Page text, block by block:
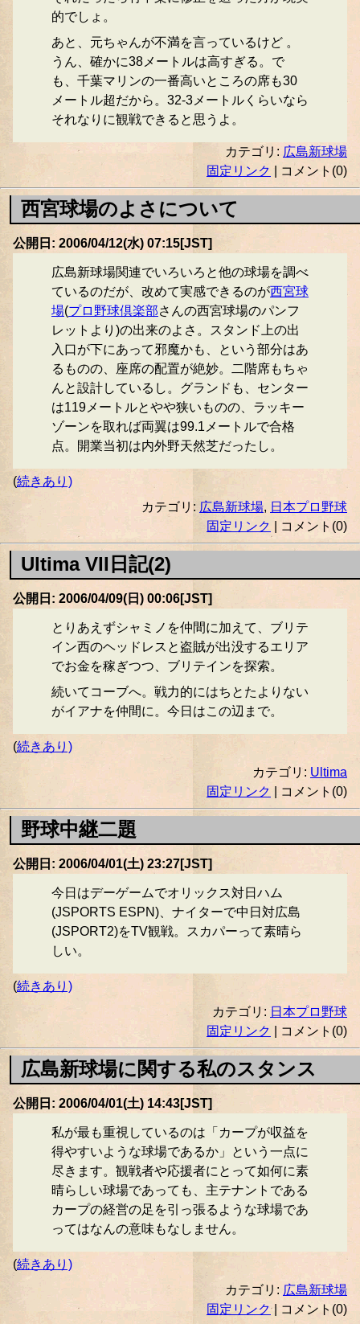
的でしょ。
あと、元ちゃんが不満を言っているけど 。
うん、確かに38メートルは高すぎる。で
も、千葉マリンの一番高いところの席も30
メートル超だから。32-3メートルくらいなら
それなりに観戦できると思うよ。
カテゴリ: 広島新球場
固定リンク
| コメント(0)
西宮球場のよさについて
公開日: 2006/04/12(水) 07:15[JST]
広島新球場関連でいろいろと他の球場を調べ
ているのだが、改めて実感できるのが西宮球
場(プロ野球倶楽部さんの西宮球場のパンフ
レットより)の出来のよさ。スタンド上の出
入口が下にあって邪魔かも、という部分はあ
るものの、座席の配置が絶妙。二階席もちゃ
んと設計しているし。グランドも、センター
は119メートルとやや狭いものの、ラッキー
ゾーンを取れば両翼は99.1メートルで合格
点。開業当初は内外野天然芝だったし。
(続きあり)
カテゴリ: 広島新球場, 日本プロ野球
固定リンク
| コメント(0)
Ultima VII日記(2)
公開日: 2006/04/09(日) 00:06[JST]
とりあえずシャミノを仲間に加えて、ブリテ
イン西のヘッドレスと盗賊が出没するエリア
でお金を稼ぎつつ、ブリテインを探索。
続いてコーブへ。戦力的にはちとたよりない
がイアナを仲間に。今日はこの辺まで。
(続きあり)
カテゴリ: Ultima
固定リンク
| コメント(0)
野球中継二題
公開日: 2006/04/01(土) 23:27[JST]
今日はデーゲームでオリックス対日ハム
(JSPORTS ESPN)、ナイターで中日対広島
(JSPORT2)をTV観戦。スカパーって素晴ら
しい。
(続きあり)
カテゴリ: 日本プロ野球
固定リンク
| コメント(0)
広島新球場に関する私のスタンス
公開日: 2006/04/01(土) 14:43[JST]
私が最も重視しているのは「カープが収益を
得やすいような球場であるか」という一点に
尽きます。観戦者や応援者にとって如何に素
晴らしい球場であっても、主テナントである
カープの経営の足を引っ張るような球場であ
ってはなんの意味もなしません。
(続きあり)
カテゴリ: 広島新球場
固定リンク| コメント(0)